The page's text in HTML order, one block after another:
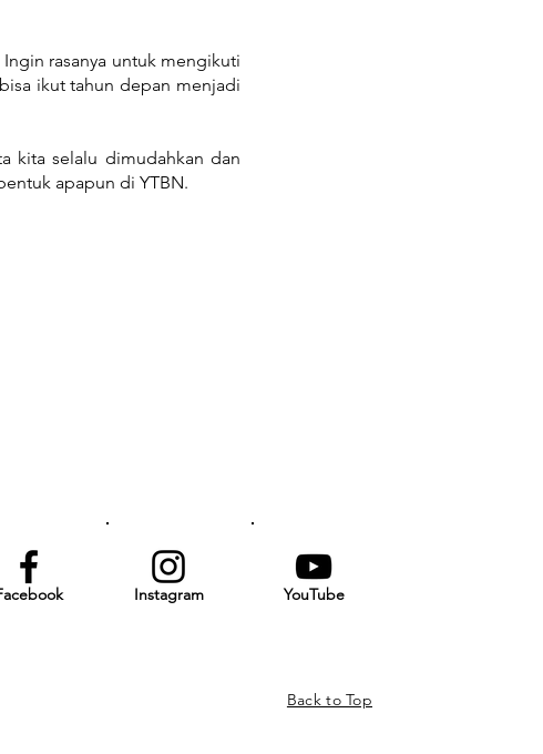
rasanya untuk mengikuti
ikut tahun depan menjadi
kita selalu dimudahkan dan
apapun di YTBN.
Instagram YouTube
Back to Top